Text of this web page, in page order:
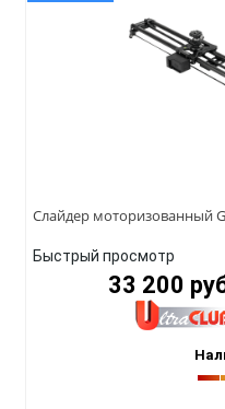
Слайдер моторизованный
Быстрый просмотр
33 200